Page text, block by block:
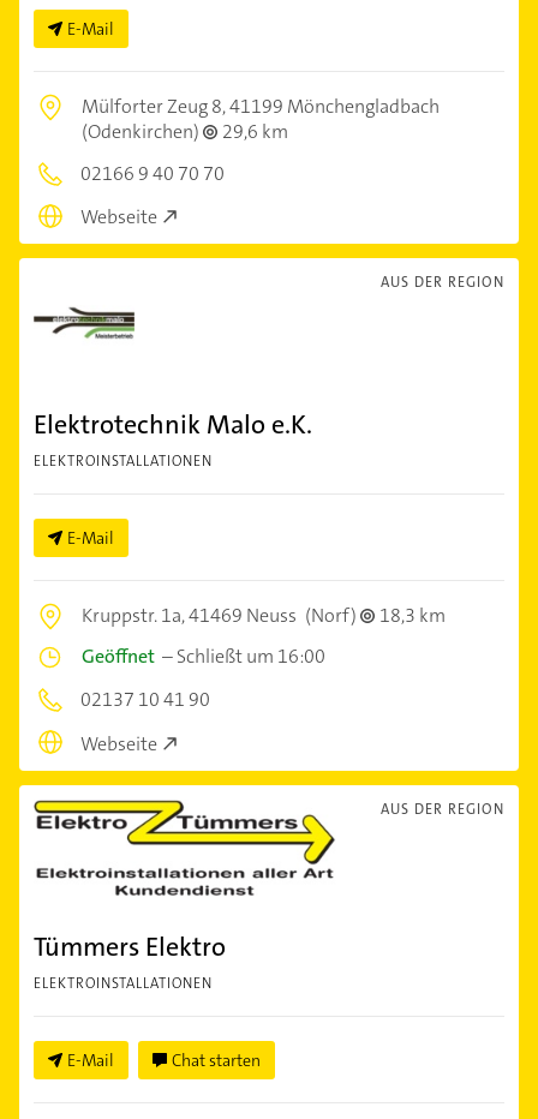
E-Mail
Mülforter Zeug 8,41199 Mönchengladbach
(Odenkirchen)
29,6 km
02166 9 40 70 70
Webseite
AUS DER REGION
Elektrotechnik Malo e.K.
ELEKTROINSTALLATIONEN
E-Mail
Kruppstr. 1a,41469 Neuss (Norf)
18,3 km
Geöffnet –Schließt um 16:00
02137 10 41 90
Webseite
AUS DER REGION
Tümmers Elektro
ELEKTROINSTALLATIONEN
E-Mail Chat starten